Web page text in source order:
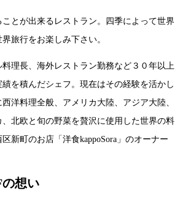
とが出来るレストラン。四季によって世界
旅行をお楽しみ下さい。
理長、海外レストラン勤務など３０年以上
を積んだシェフ。現在はその経験を活かし
洋料理全般、アメリカ大陸、アジア大陸、
北欧と旬の野菜を贅沢に使用した世界の料
新町のお店「洋食kappoSora」のオーナー
想い